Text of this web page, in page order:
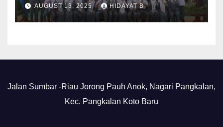
AUGUST 13, 2025 HIDAYAT B
Jalan Sumbar -Riau Jorong Pauh Anok, Nagari Pangkalan,
Kec. Pangkalan Koto Baru